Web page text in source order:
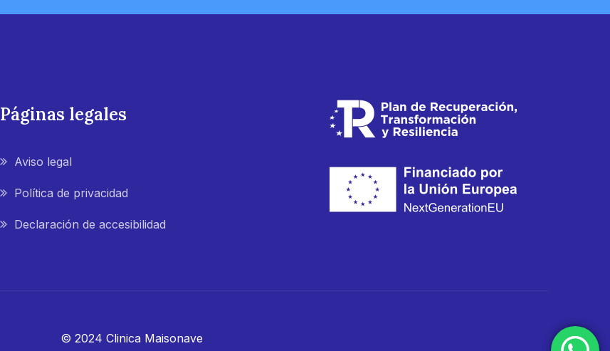
Páginas legales
Aviso legal
Política de privacidad
Declaración de accesibilidad
© 2024 Clinica Maisonave